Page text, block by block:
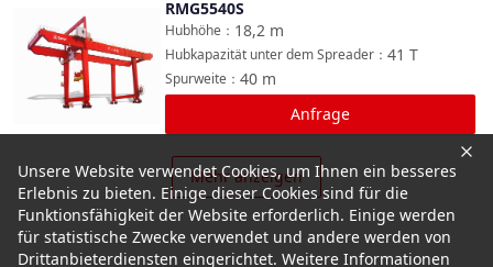
Vergleichen
RMG5540S
18,2 m
Hubhöhe ：
41 T
Hubkapazität unter dem Spreader ：
40 m
Spurweite ：
Anfrage
Mehr anzeigen
Unsere Website verwendet Cookies, um Ihnen ein besseres
Erlebnis zu bieten. Einige dieser Cookies sind für die
Funktionsfähigkeit der Website erforderlich. Einige werden
für statistische Zwecke verwendet und andere werden von
Drittanbieterdiensten eingerichtet. Weitere Informationen